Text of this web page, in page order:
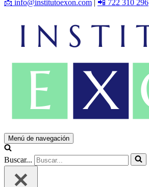
📩 info@institutoexon.com | 📲 722 310 296
Menú de navegación
Buscar...